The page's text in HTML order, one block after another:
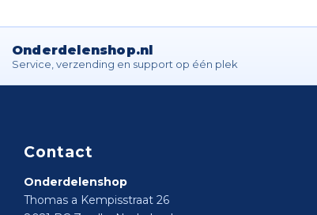
Onderdelenshop.nl
Service, verzending en support op één plek
Contact
Onderdelenshop
Thomas a Kempisstraat 26